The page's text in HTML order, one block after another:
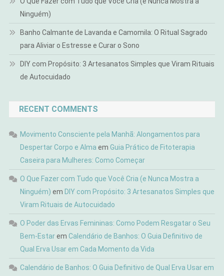
Ninguém)
Banho Calmante de Lavanda e Camomila: O Ritual Sagrado
para Aliviar o Estresse e Curar o Sono
DIY com Propósito: 3 Artesanatos Simples que Viram Rituais
de Autocuidado
RECENT COMMENTS
Movimento Consciente pela Manhã: Alongamentos para
Despertar Corpo e Alma em Guia Prático de Fitoterapia
Caseira para Mulheres: Como Começar
O Que Fazer com Tudo que Você Cria (e Nunca Mostra a
Ninguém) em DIY com Propósito: 3 Artesanatos Simples que
Viram Rituais de Autocuidado
O Poder das Ervas Femininas: Como Podem Resgatar o Seu
Bem-Estarem Calendário de Banhos: O Guia Definitivo de
Qual Erva Usar em Cada Momento da Vida
Calendário de Banhos: O Guia Definitivo de Qual Erva Usar em